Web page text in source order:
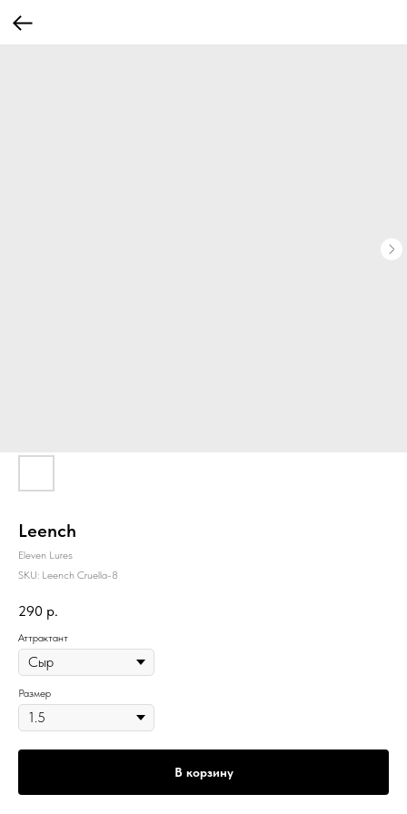
Leench
Eleven Lures
SKU: Leench Cruella-8
290 р.
Аттрактант
Размер
В корзину